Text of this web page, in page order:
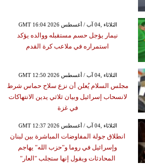
GMT 16:04 2026 الثلاثاء ,04 آب / أغسطس
نيمار يؤجل حسم مستقبله ووالده يؤكد
استمراره في ملاعب كرة القدم
GMT 12:50 2026 الثلاثاء ,04 آب / أغسطس
مجلس السلام يُعلن أن نزع سلاح حماس شرط
لانسحاب إسرائيل وبيان ثلاثي يدين الانتهاكات
في غزة
GMT 12:37 2026 الثلاثاء ,04 آب / أغسطس
انطلاق جولة المفاوضات المباشرة بين لبنان
وإسرائيل في روما و"حزب الله" يهاجم
المحادثات ويقول إنها ستجلب "العار"